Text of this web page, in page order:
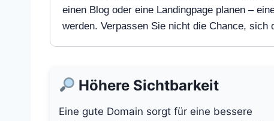
einen Blog oder eine Landingpage planen –
werden. Verpassen Sie nicht die Chance,
Höhere Sichtbarkeit
Eine gute Domain sorgt für eine bessere